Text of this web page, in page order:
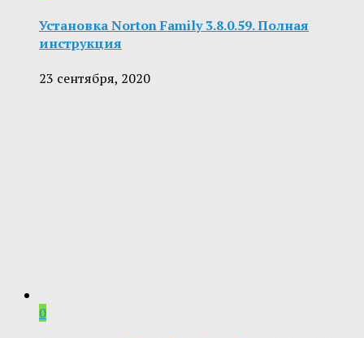
Установка Norton Family 3.8.0.59. Полная
инструкция
23 сентября, 2020
0